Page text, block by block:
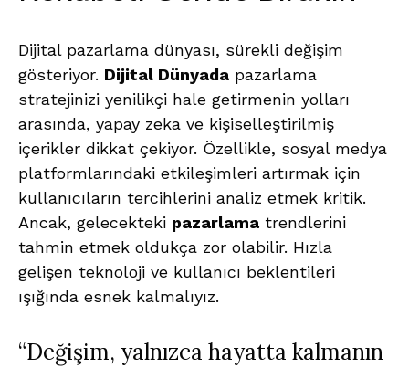
Dijital pazarlama dünyası, sürekli değişim
gösteriyor. Dijital Dünyada pazarlama
stratejinizi yenilikçi hale getirmenin yolları
arasında, yapay zeka ve kişiselleştirilmiş
içerikler dikkat çekiyor. Özellikle, sosyal medya
platformlarındaki etkileşimleri artırmak için
kullanıcıların tercihlerini analiz etmek kritik.
Ancak, gelecekteki pazarlama trendlerini
tahmin etmek oldukça zor olabilir. Hızla
gelişen teknoloji ve kullanıcı beklentileri
ışığında esnek kalmalıyız.
“Değişim, yalnızca hayatta kalmanın